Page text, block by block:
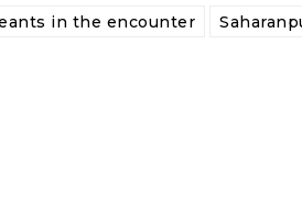
in the encounter